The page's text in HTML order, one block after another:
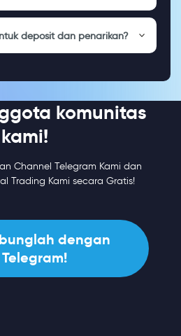
deposit dan penarikan?
komunitas
kami!
Channel Telegram Kami dan
Trading Kami secara Gratis!
dengan
Telegram!